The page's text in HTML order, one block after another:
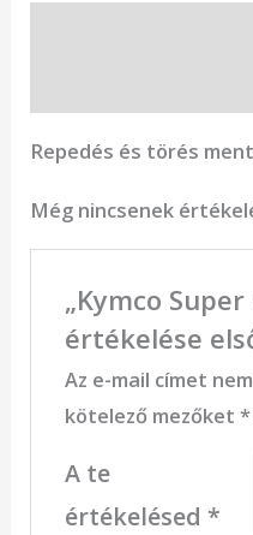
Repedés és törés
Még nincsenek
„Kymco
értékelése
Az e-mail címet
kötelező mezőket *
A te
értékelésed *